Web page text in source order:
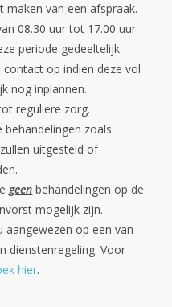
van een afspraak.
08.30 uur tot 17.00 uur.
periode gedeeltelijk
op indien deze vol
nog inplannen.
reguliere zorg.
zoals
uitgesteld of
geen behandelingen op de
mogelijk zijn.
op een van
dienstenregeling. Voor
hier.